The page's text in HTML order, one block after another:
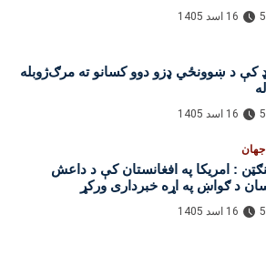
16 اسد 1405
کې د ښوونځي ډزو دوو کسانو ته مرګ‌ژوبله
16 اسد 1405
جهان
: امریکا په افغانستان کې د داعش
د ګواښ په اړه خبرداری ورکړ
16 اسد 1405